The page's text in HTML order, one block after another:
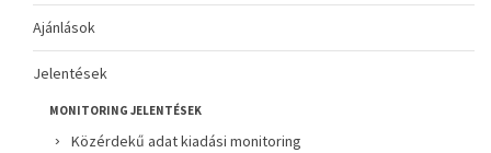
Ajánlások
Jelentések
MONITORING JELENTÉSEK
Közérdekű adat kiadási monitoring